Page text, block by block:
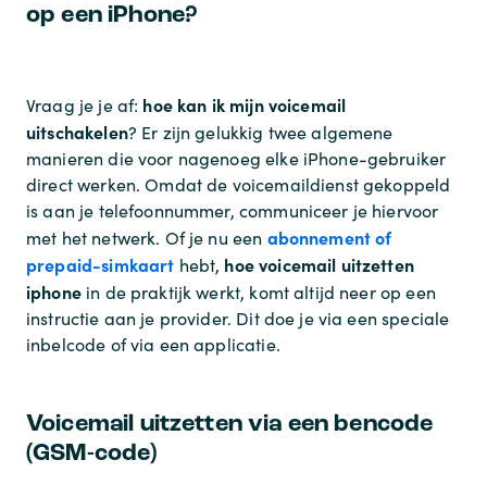
op een iPhone?
Vraag je je af: hoe kan ik mijn voicemail
uitschakelen? Er zijn gelukkig twee algemene
manieren die voor nagenoeg elke iPhone-gebruiker
direct werken. Omdat de voicemaildienst gekoppeld
is aan je telefoonnummer, communiceer je hiervoor
met het netwerk. Of je nu een abonnement of
prepaid-simkaart hebt, hoe voicemail uitzetten
iphonein de praktijk werkt, komt altijd neer op een
instructie aan je provider. Dit doe je via een speciale
inbelcode of via een applicatie.
Voicemail uitzetten via een bencode
(GSM-code)